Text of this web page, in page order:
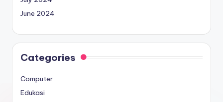
June 2024
Categories
Computer
Edukasi